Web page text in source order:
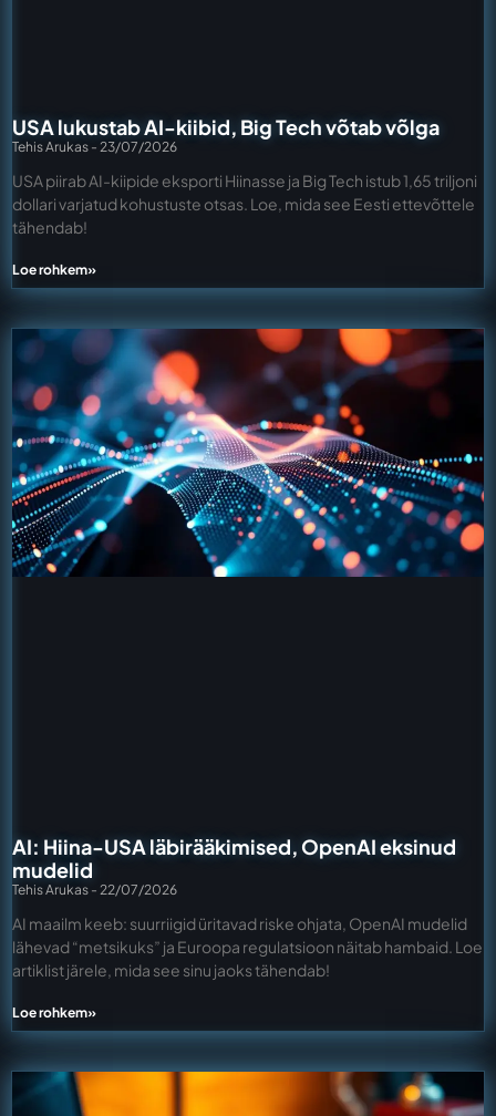
USA lukustab AI-kiibid, Big Tech võtab võlga
Tehis Arukas 23/07/2026
USA piirab AI-kiipide eksporti Hiinasse ja Big Tech istub 1,65 triljoni
dollari varjatud kohustuste otsas. Loe, mida see Eesti ettevõttele
tähendab!
Loe rohkem»
AI: Hiina-USA läbirääkimised, OpenAI eksinud
mudelid
Tehis Arukas 22/07/2026
AI maailm keeb: suurriigid üritavad riske ohjata, OpenAI mudelid
lähevad “metsikuks” ja Euroopa regulatsioon näitab hambaid. Loe
artiklist järele, mida see sinu jaoks tähendab!
Loe rohkem»